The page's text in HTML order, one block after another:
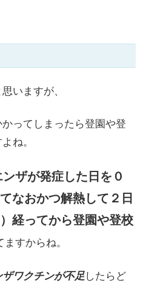
いますが、
ってしまったら登園や登
ね。
ンザが発症した日を０
なおかつ解熱して２日
経ってから登園や登校
ますからね。
ワクチンが不足したらど